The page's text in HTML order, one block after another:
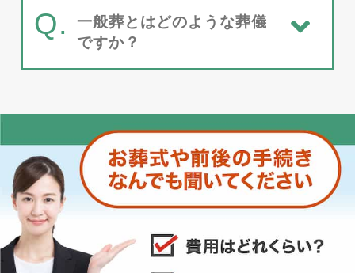
Q.
一般葬とはどのような葬儀
ですか？